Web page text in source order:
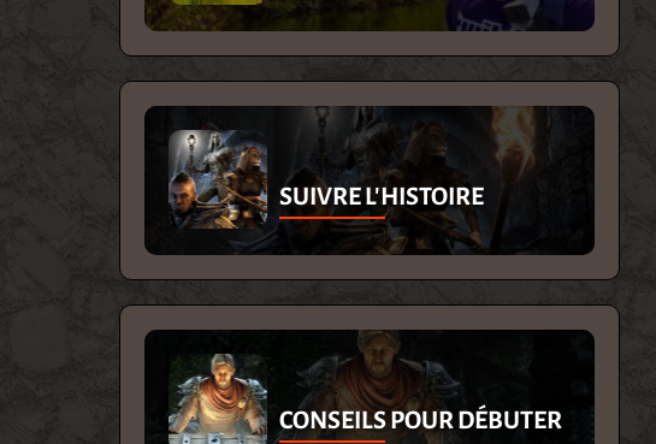
SUIVRE L'HISTOIRE
CONSEILS POUR DÉBUTER